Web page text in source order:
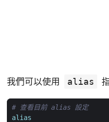
我們可以使用 alias
# 查看目前 alias 設定
alias